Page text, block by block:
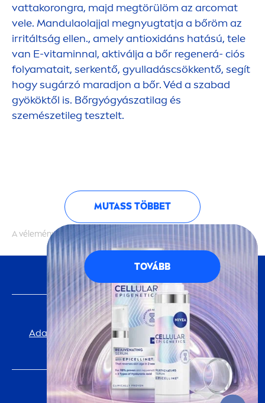
vattakorongra, majd megtörülöm az arcomat
vele. Mandulaolajjal megnyugtatja a bőröm az
irritáltság ellen., amely antioxidáns hatású, tele
van E-vitaminnal, aktiválja a bőr regenerá- ciós
folyamatait, serkentő, gyulladáscsökkentő, segít
hogy sugárzó maradjon a bőr. Véd a szabad
gyököktől is. Bőrgyógyászatilag és
szemészetileg tesztelt.
MUTASS TÖBBET
A vélemények hitelességét nem ellenőrizzük
FONTOS INFORMÁCIÓ
Adatvédelmi Tájékoztató
Cookie-beállítások
impresszum
NIVEAVILÁGA
KÖVESS MINKET
TOVÁBB